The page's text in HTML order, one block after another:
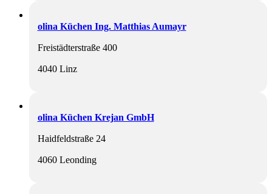
olina Küchen Ing. Matthias Aumayr
Freistädterstraße 400
4040 Linz
olina Küchen Krejan GmbH
Haidfeldstraße 24
4060 Leonding